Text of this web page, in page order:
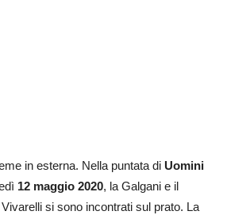
in esterna. Nella puntata di Uomini
12 maggio 2020, la Galgani e il
si sono incontrati sul prato. La